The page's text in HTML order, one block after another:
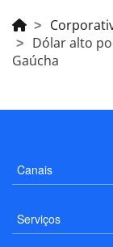
Dólar alto
Gaúcha
Canais
Serviços